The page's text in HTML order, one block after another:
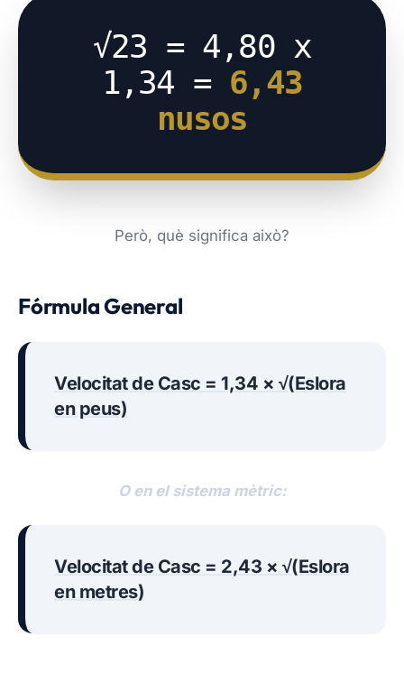
√23 = 4,80 x
1,34 = 6,43
nusos
Però, què significa això?
Fórmula General
Velocitat de Casc = 1,34 × √(Eslora
en peus)
O en el sistema mètric:
Velocitat de Casc = 2,43 × √(Eslora
en metres)